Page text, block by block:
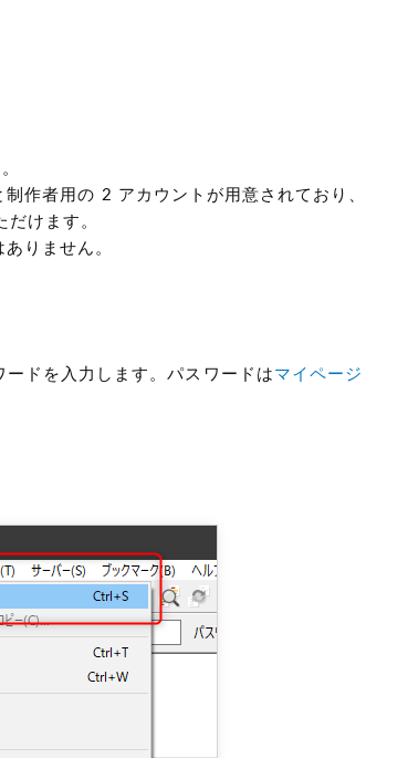
作者用の 2 アカウントが用意されており、
けます。
りません。
ードを入力します。パスワードはマイページ